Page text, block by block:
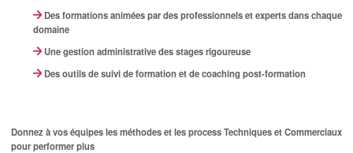
Des formations animées par des professionnels et experts dans chaque
domaine
Une gestion administrative des stages rigoureuse
Des outils de suivi de formation et de coaching post-formation
Donnez à vos équipes les méthodes et les process Techniques et Commerciaux
pour performer plus